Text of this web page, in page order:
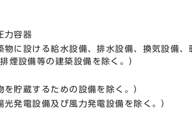
力容器
物に設ける給水設備、排水設備、換気設備、
煙設備等の建築設備を除く。）
貯蔵するための設備を除く。）
発電設備及び風力発電設備を除く。）